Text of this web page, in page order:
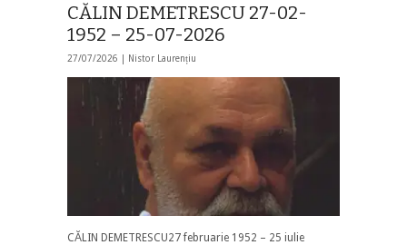
CĂLIN DEMETRESCU 27-02-
1952 – 25-07-2026
27/07/2026 | Nistor Laurențiu
CĂLIN DEMETRESCU27 februarie 1952 – 25 iulie